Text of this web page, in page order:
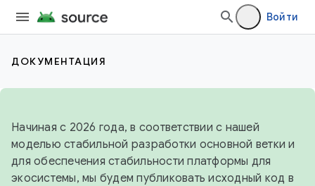
Войти
ДОКУМЕНТАЦИЯ
Начиная с 2026 года, в соответствии с нашей
моделью стабильной разработки основной ветки и
для обеспечения стабильности платформы для
экосистемы, мы будем публиковать исходный код в